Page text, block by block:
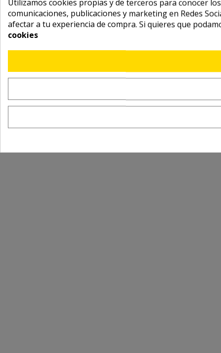
Utilizamos cookies propias y de terceros para conocer
comunicaciones, publicaciones y marketing en Redes
afectar a tu experiencia de compra. Si quieres que
cookies